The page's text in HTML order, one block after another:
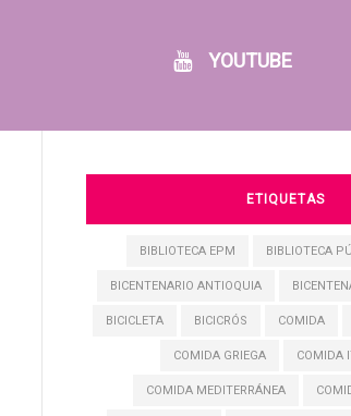
YOUTUBE
ETIQUETAS
BIBLIOTECA EPM BIBLIOTECA
BICENTENARIO ANTIOQUIA
BICICLETA BICICRÓS COMIDA
COMIDA GRIEGA COMIDA
COMIDA MEDITERRÁNEA